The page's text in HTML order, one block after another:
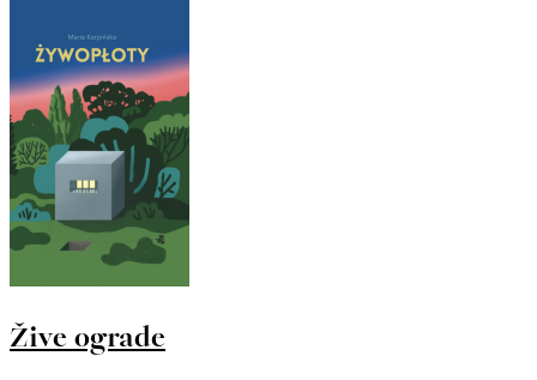
Žive ograde